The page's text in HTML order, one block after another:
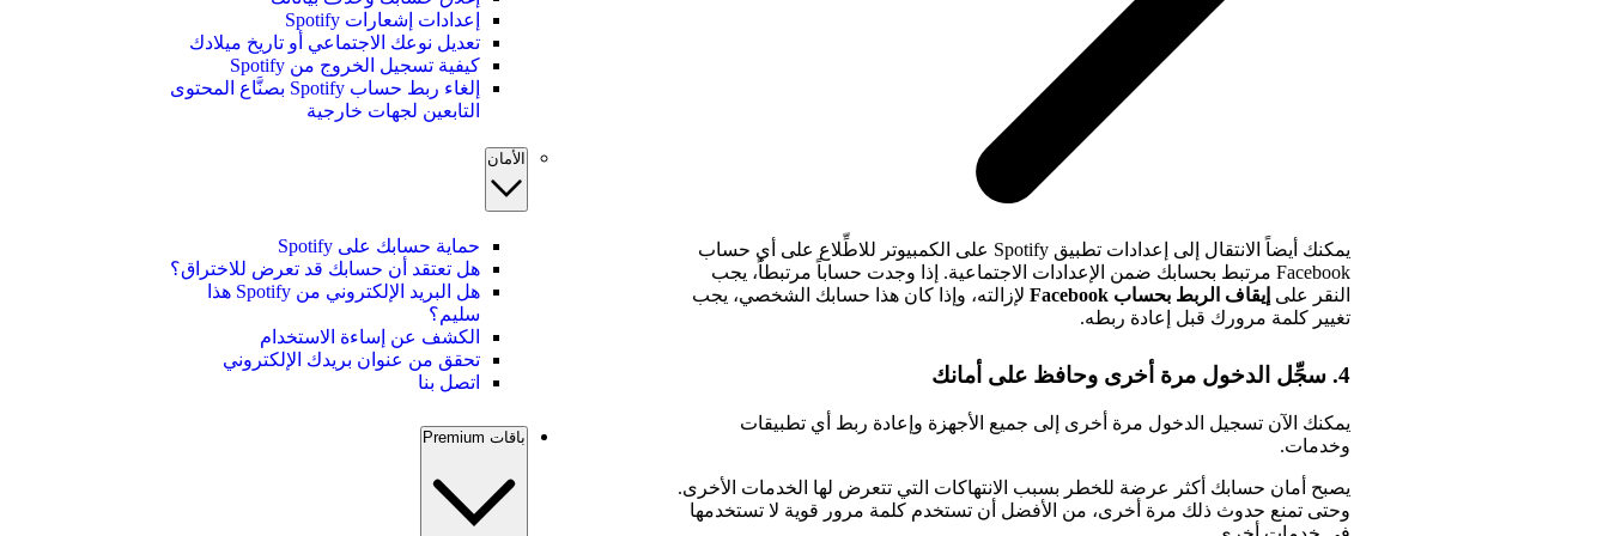
يمكنك أيضاً الانتقال إلى إعدادات تطبيق Spotify على الكمبيوتر للاطِّلاع على أي حساب
Facebook مرتبط بحسابك ضمن الإعدادات الاجتماعية. إذا وجدت حساباً مرتبطاً، يجب
النقر على إيقاف الربط بحساب Facebook
لإزالته، وإذا كان هذا حسابك الشخصي، يجب
تغيير كلمة مرورك قبل إعادة ربطه.
4. سجِّل الدخول مرة أخرى وحافظ على أمانك
يمكنك الآن تسجيل الدخول مرة أخرى إلى جميع الأجهزة وإعادة ربط أي تطبيقات
وخدمات.
يصبح أمان حسابك أكثر عرضة للخطر بسبب الانتهاكات التي تتعرض لها الخدمات الأخرى.
وحتى تمنع حدوث ذلك مرة أخرى، من الأفضل أن تستخدم كلمة مرور قوية لا تستخدمها
إعدادات إشعارات Spotify
تعديل نوعك الاجتماعي أو تاريخ ميلادك
كيفية تسجيل الخروج من Spotify
إلغاء ربط حساب Spotify بصنَّاع المحتوى
التابعين لجهات خارجية
الأمان
حماية حسابك على Spotify
هل تعتقد أن حسابك قد تعرض للاختراق؟
هل البريد الإلكتروني من Spotify هذا
سليم؟
الكشف عن إساءة الاستخدام
تحقق من عنوان بريدك الإلكتروني
اتصل بنا
باقات Premium